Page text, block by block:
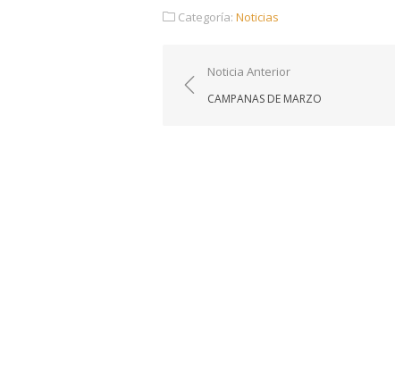
Categoría: Noticias
Navegación
de
Noticia Anterior
CAMPANAS DE MARZO